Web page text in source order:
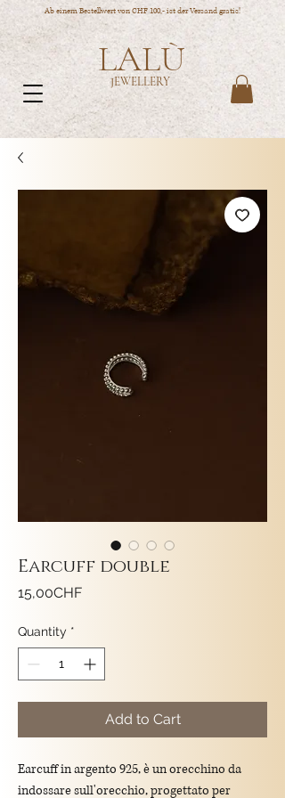
Ab einem Bestellwert von CHF 100,- ist der Versand gratis!
LALÙ
JEWELLERY
Earcuff double
15,00CHFPrice
Quantity *
Add to Cart
Earcuff in argento 925, è un orecchino da
indossare sull'orecchio, progettato per